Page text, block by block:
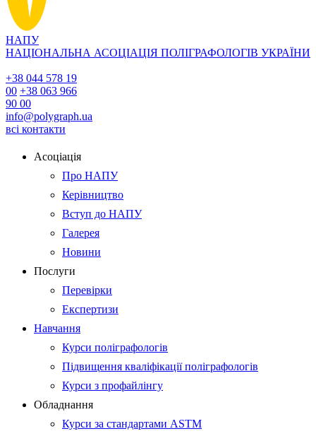
НАПУ
НАЦІОНАЛЬНА АСОЦІАЦІЯ ПОЛІГРАФОЛОГІВ УКРАЇНИ
+38 044 578 19
00 +38 063 966
90 00
info@polygraph.ua
всі контакти
Асоціація
Про НАПУ
Керівництво
Вступ до НАПУ
Галерея
Новини
Послуги
Перевірки
Експертизи
Навчання
Курси поліграфологів
Підвищення кваліфікації поліграфологів
Курси з профайлінгу
Обладнання
Курси за стандартами ASTM